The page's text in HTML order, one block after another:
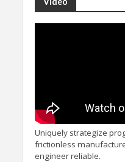
Uniquely strategize
frictionless
engineer reliable.